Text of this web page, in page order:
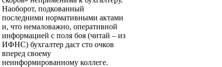
Наоборот, подкованный
последними нормативными актами
и, что немаловажно, оперативной
информацией с поля боя (читай – из
ИФНС) бухгалтер даст сто очков
вперед своему
неинформированному коллеге.